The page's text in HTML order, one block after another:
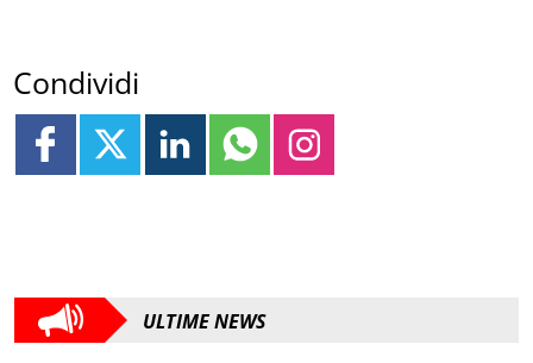
Condividi
ULTIME NEWS